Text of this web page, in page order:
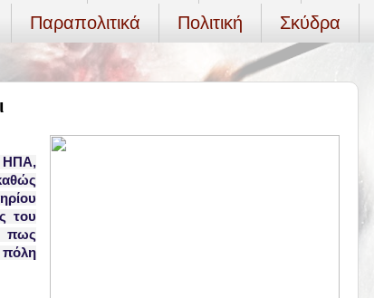
Παραπολιτικά Πολιτική Σκύδρα
ΗΠΑ,
του
πως